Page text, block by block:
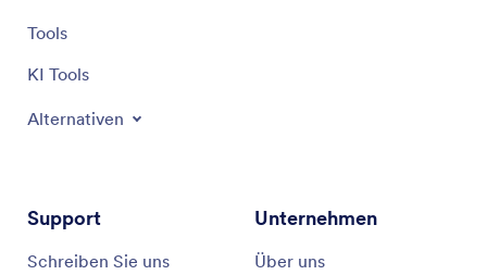
Tools
KI Tools
Alternativen
Support
Schreiben Sie uns
Unternehmen
Über uns